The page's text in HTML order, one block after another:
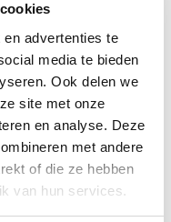
advertenties te
media te bieden
Ook delen we
site met onze
en analyse. Deze
met andere
of die ze hebben
van hun services.
en België staan wij
reisadviseurs van
voor uw vakantie
advies • Maatwerk •